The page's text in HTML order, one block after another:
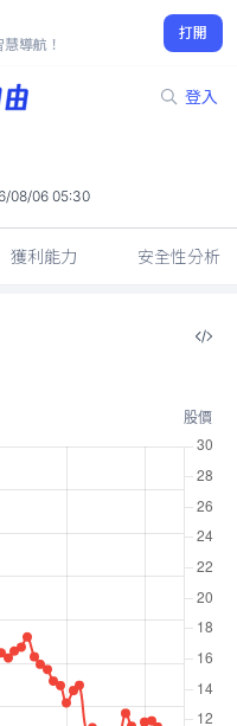
導航！
打開
登入
08/06 05:30
獲利能力 安全性分析